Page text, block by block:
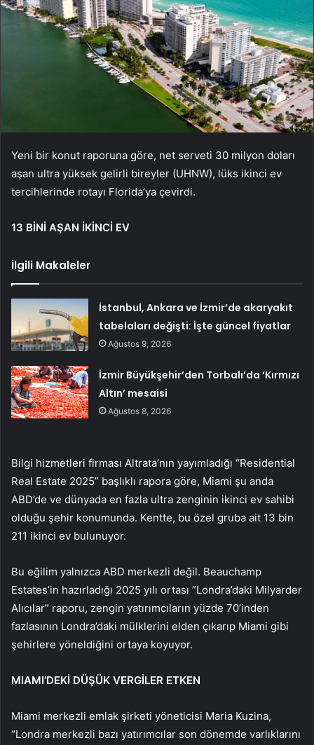
Yeni bir konut raporuna göre, net serveti 30 milyon doları
aşan ultra yüksek gelirli bireyler (UHNW), lüks ikinci ev
tercihlerinde rotayı Florida’ya çevirdi.
13 BİNİ AŞAN İKİNCİ EV
İlgili Makaleler
İstanbul, Ankara ve İzmir’de akaryakıt
tabelaları değişti: İşte güncel fiyatlar
Ağustos 9, 2026
İzmir Büyükşehir’den Torbalı’da ‘Kırmızı
Altın’ mesaisi
Ağustos 8, 2026
Bilgi hizmetleri firması Altrata’nın yayımladığı “Residential
Real Estate 2025” başlıklı rapora göre, Miami şu anda
ABD’de ve dünyada en fazla ultra zenginin ikinci ev sahibi
olduğu şehir konumunda. Kentte, bu özel gruba ait 13 bin
211 ikinci ev bulunuyor.
Bu eğilim yalnızca ABD merkezli değil. Beauchamp
Estates’in hazırladığı 2025 yılı ortası “Londra’daki Milyarder
Alıcılar” raporu, zengin yatırımcıların yüzde 70’inden
fazlasının Londra’daki mülklerini elden çıkarıp Miami gibi
şehirlere yöneldiğini ortaya koyuyor.
MIAMI’DEKİ DÜŞÜK VERGİLER ETKEN
Miami merkezli emlak şirketi yöneticisi Maria Kuzina,
“Londra merkezli bazı yatırımcılar son dönemde varlıklarını